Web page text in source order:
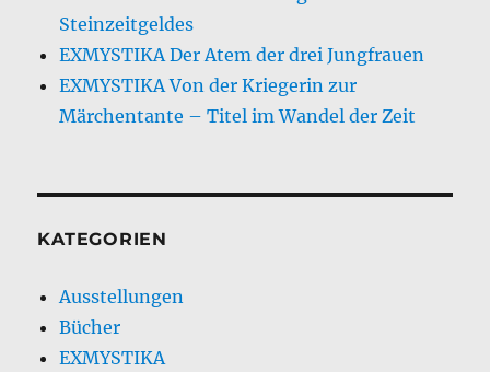
Steinzeitgeldes
EXMYSTIKA Der Atem der drei Jungfrauen
EXMYSTIKA Von der Kriegerin zur
Märchentante – Titel im Wandel der Zeit
KATEGORIEN
Ausstellungen
Bücher
EXMYSTIKA